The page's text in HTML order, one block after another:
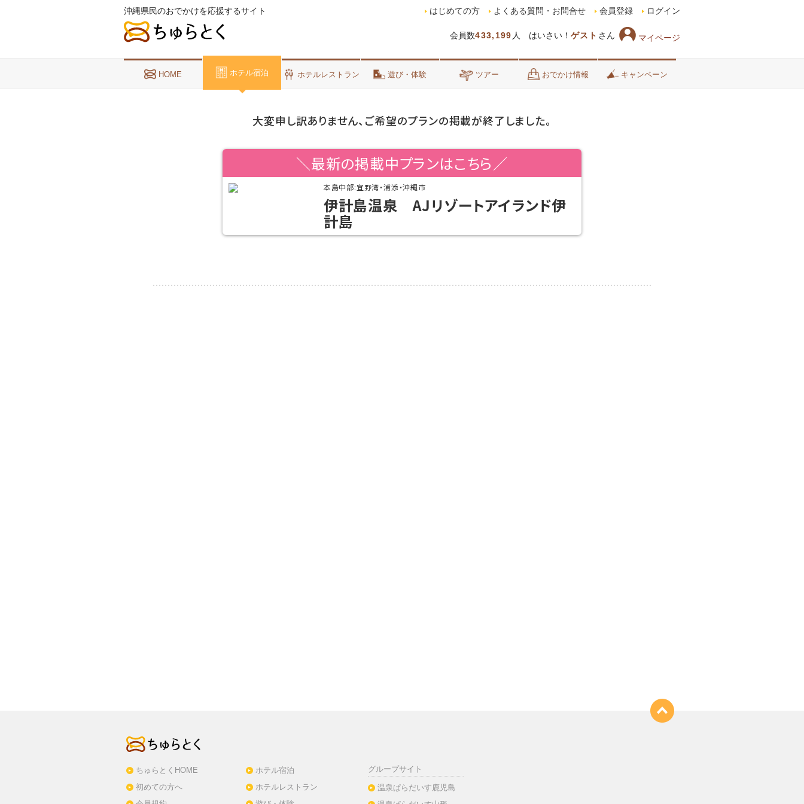
沖縄県民のおでかけを応援するサイト
会員数433,199 人 はいさい！ ゲスト さん マイページ
はじめての方 よくある質問・お問合せ 会員登録 ログイン
HOME ホテル宿泊 ホテルレストラン 遊び・体験 ツアー おでかけ情報 キャンペーン
大変申し訳ありません、ご希望のプランの掲載が終了しました。
＼最新の掲載中プランはこちら／
本島中部:宜野湾・浦添・沖縄市
伊計島温泉 AJリゾートアイランド伊
計島
ちゅらとくHOME
初めての方へ
ホテル宿泊
ホテルレストラン
グループサイト
温泉ぱらだいす鹿児島